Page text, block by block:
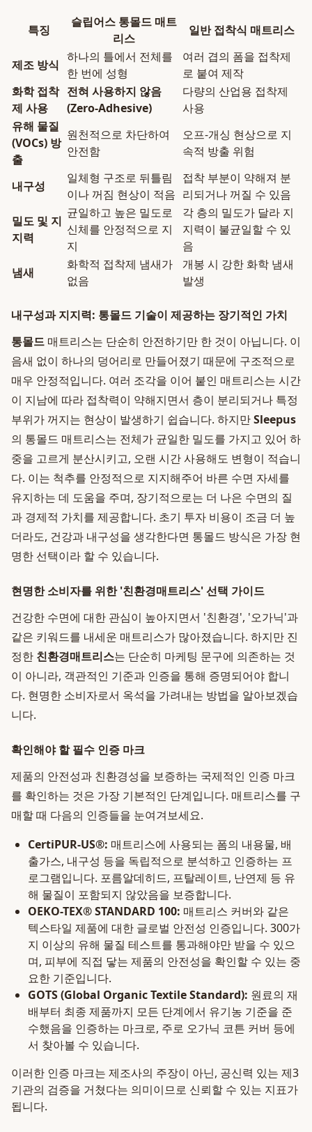
특징
슬립어스 통몰드 매트
리스
일반 접착식 매트리스
제조 방식
하나의 틀에서 전체를
한 번에 성형
여러 겹의 폼을 접착제
로 붙여 제작
화학 접착
제 사용
전혀 사용하지 않음
(Zero-Adhesive)
다량의 산업용 접착제
사용
유해 물질
(VOCs) 방
출
원천적으로 차단하여
안전함
오프-개싱 현상으로 지
속적 방출 위험
내구성
일체형 구조로 뒤틀림
이나 꺼짐 현상이 적음
접착 부분이 약해져 분
리되거나 꺼질 수 있음
밀도 및 지
지력
균일하고 높은 밀도로
신체를 안정적으로 지
지
각 층의 밀도가 달라 지
지력이 불균일할 수 있
음
냄새
화학적 접착제 냄새가
없음
개봉 시 강한 화학 냄새
발생
내구성과 지지력: 통몰드 기술이 제공하는 장기적인 가치
통몰드 매트리스는 단순히 안전하기만 한 것이 아닙니다. 이
음새 없이 하나의 덩어리로 만들어졌기 때문에 구조적으로
매우 안정적입니다. 여러 조각을 이어 붙인 매트리스는 시간
이 지남에 따라 접착력이 약해지면서 층이 분리되거나 특정
부위가 꺼지는 현상이 발생하기 쉽습니다. 하지만Sleepus
의 통몰드 매트리스는 전체가 균일한 밀도를 가지고 있어 하
중을 고르게 분산시키고, 오랜 시간 사용해도 변형이 적습니
다. 이는 척추를 안정적으로 지지해주어 바른 수면 자세를
유지하는 데 도움을 주며, 장기적으로는 더 나은 수면의 질
과 경제적 가치를 제공합니다. 초기 투자 비용이 조금 더 높
더라도, 건강과 내구성을 생각한다면 통몰드 방식은 가장 현
명한 선택이라 할 수 있습니다.
현명한 소비자를 위한 '친환경매트리스' 선택 가이드
건강한 수면에 대한 관심이 높아지면서 '친환경', '오가닉'과
같은 키워드를 내세운 매트리스가 많아졌습니다. 하지만 진
정한 친환경매트리스는 단순히 마케팅 문구에 의존하는 것
이 아니라, 객관적인 기준과 인증을 통해 증명되어야 합니
다. 현명한 소비자로서 옥석을 가려내는 방법을 알아보겠습
니다.
확인해야 할 필수 인증 마크
제품의 안전성과 친환경성을 보증하는 국제적인 인증 마크
를 확인하는 것은 가장 기본적인 단계입니다. 매트리스를 구
매할 때 다음의 인증들을 눈여겨보세요.
CertiPUR-US®: 매트리스에 사용되는 폼의 내용물, 배
출가스, 내구성 등을 독립적으로 분석하고 인증하는 프
로그램입니다. 포름알데히드, 프탈레이트, 난연제 등 유
해 물질이 포함되지 않았음을 보증합니다.
OEKO-TEX® STANDARD 100: 매트리스 커버와 같은
텍스타일 제품에 대한 글로벌 안전성 인증입니다. 300가
지 이상의 유해 물질 테스트를 통과해야만 받을 수 있으
며, 피부에 직접 닿는 제품의 안전성을 확인할 수 있는 중
요한 기준입니다.
GOTS (Global Organic Textile Standard): 원료의 재
배부터 최종 제품까지 모든 단계에서 유기농 기준을 준
수했음을 인증하는 마크로, 주로 오가닉 코튼 커버 등에
서 찾아볼 수 있습니다.
이러한 인증 마크는 제조사의 주장이 아닌, 공신력 있는 제3
기관의 검증을 거쳤다는 의미이므로 신뢰할 수 있는 지표가
됩니다.